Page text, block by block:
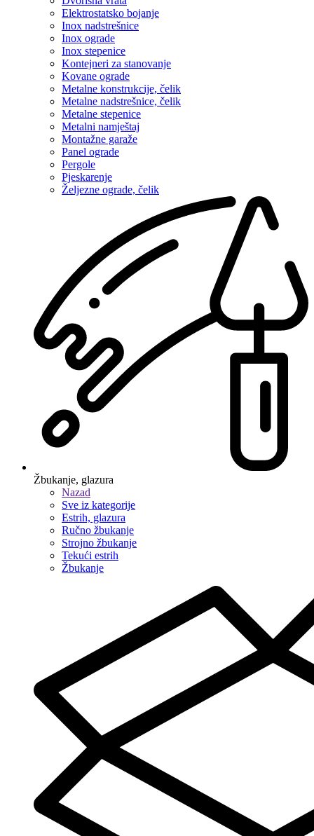
Elektrostatsko bojanje
Inox nadstrešnice
Inox ograde
Inox stepenice
Kontejneri za stanovanje
Kovane ograde
Metalne konstrukcije, čelik
Metalne nadstrešnice, čelik
Metalne stepenice
Metalni namještaj
Montažne garaže
Panel ograde
Pergole
Pjeskarenje
Željezne ograde, čelik
Žbukanje, glazura
Nazad
Sve iz kategorije
Estrih, glazura
Ručno žbukanje
Strojno žbukanje
Tekući estrih
Žbukanje